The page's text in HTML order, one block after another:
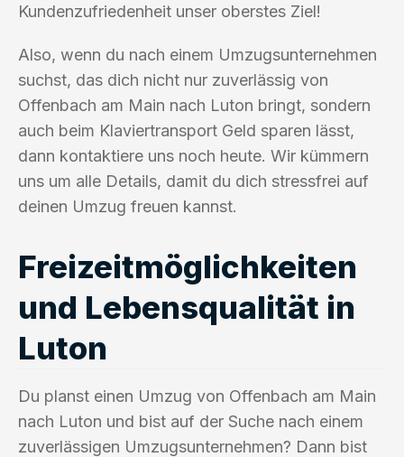
Kundenzufriedenheit unser oberstes Ziel!
Also, wenn du nach einem Umzugsunternehmen
suchst, das dich nicht nur zuverlässig von
Offenbach am Main nach Luton bringt, sondern
auch beim Klaviertransport Geld sparen lässt,
dann kontaktiere uns noch heute. Wir kümmern
uns um alle Details, damit du dich stressfrei auf
deinen Umzug freuen kannst.
Freizeitmöglichkeiten
und Lebensqualität in
Luton
Du planst einen Umzug von Offenbach am Main
nach Luton und bist auf der Suche nach einem
zuverlässigen Umzugsunternehmen? Dann bist